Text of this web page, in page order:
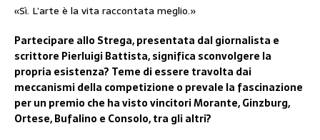
«Sì. L’arte è la vita raccontata meglio.»
Partecipare allo Strega, presentata dal giornalista e
scrittore Pierluigi Battista, significa sconvolgere la
propria esistenza? Teme di essere travolta dai
meccanismi della competizione o prevale la fascinazione
per un premio che ha visto vincitori Morante, Ginzburg,
Ortese, Bufalino e Consolo, tra gli altri?